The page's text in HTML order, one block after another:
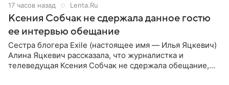
17 часов назад Lenta.Ru
Ксения Собчак не сдержала данное гостю
ее интервью обещание
Сестра блогера Exile (настоящее имя — Илья Яцкевич)
Алина Яцкевич рассказала, что журналистка и
телеведущая Ксения Собчак не сдержала обещание,